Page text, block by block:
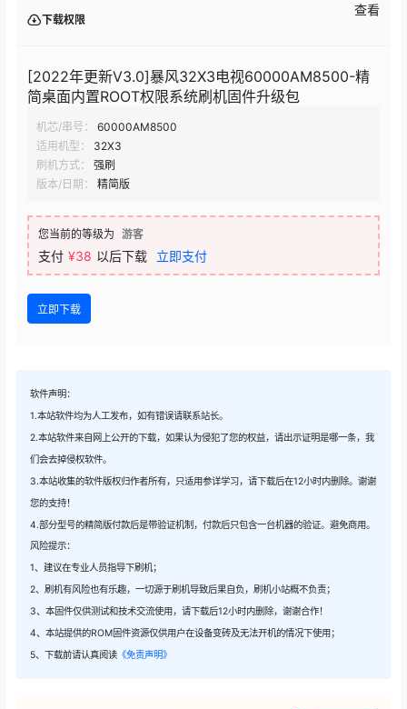
下载权限
查看
[2022年更新V3.0]暴风32X3电视60000AM8500-精
简桌面内置ROOT权限系统刷机固件升级包
机芯/串号：
60000AM8500
适用机型：
32X3
刷机方式：
强刷
版本/日期：
精简版
您当前的等级为 游客
支付 ¥38 以后下载 立即支付
立即下载
软件声明：
1.本站软件均为人工发布，如有错误请联系站长。
2.本站软件来自网上公开的下载，如果认为侵犯了您的权益，请出示证明是哪一条，我
们会去掉侵权软件。
3.本站收集的软件版权归作者所有，只适用参详学习，请下载后在12小时内删除。谢谢
您的支持！
4.部分型号的精简版付款后是带验证机制，付款后只包含一台机器的验证。避免商用。
风险提示：
1、建议在专业人员指导下刷机；
2、刷机有风险也有乐趣，一切源于刷机导致后果自负，刷机小站概不负责；
3、本固件仅供测试和技术交流使用，请下载后12小时内删除，谢谢合作！
4、本站提供的ROM固件资源仅供用户在设备变砖及无法开机的情况下使用；
5、下载前请认真阅读 《免责声明》